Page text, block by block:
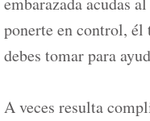
ponerte en control,
debes tomar para
A veces resulta